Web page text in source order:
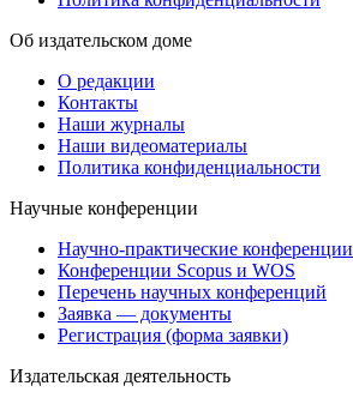
Об издательском доме
О редакции
Контакты
Наши журналы
Наши видеоматериалы
Политика конфиденциальности
Научные конференции
Научно-практические конференции
Конференции Scopus и WOS
Перечень научных конференций
Заявка — документы
Регистрация (форма заявки)
Издательская деятельность